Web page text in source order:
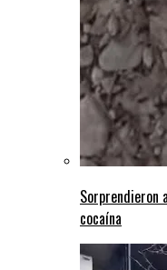
Sorprendieron
cocaína